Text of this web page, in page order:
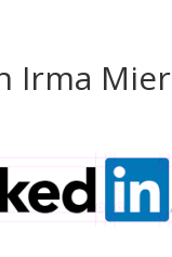
Irma Mier